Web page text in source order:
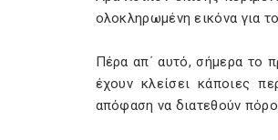
ολοκληρωμένη εικόνα για
Πέρα απ΄ αυτό, σήμερα το
έχουν κλείσει κάποιες
απόφαση να διατεθούν